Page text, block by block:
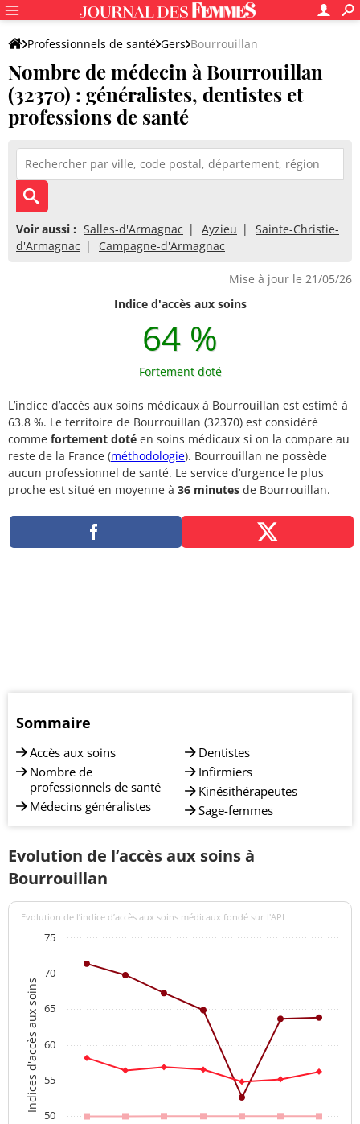
Professionnels de santé Gers Bourrouillan
Nombre de médecin à Bourrouillan
(32370) : généralistes, dentistes et
professions de santé
Voir aussi : Salles-d'Armagnac Ayzieu
Sainte-Christie-
d'Armagnac
Campagne-d'Armagnac
Mise à jour le 21/05/26
Indice d'accès aux soins
64 %
Fortement doté
L’indice d’accès aux soins médicaux à Bourrouillan est estimé à
63.8 %. Le territoire de Bourrouillan (32370) est considéré
comme fortement doté en soins médicaux si on la compare au
reste de la France (méthodologie). Bourrouillan ne possède
aucun professionnel de santé. Le service d’urgence le plus
proche est situé en moyenne à 36 minutes de Bourrouillan.
Sommaire
Accès aux soins
Nombre de
professionnels de santé
Médecins généralistes
Dentistes
Infirmiers
Kinésithérapeutes
Sage-femmes
Evolution de l’accès aux soins à
Bourrouillan
Indices d'accès aux soins
Evolution de l’indice d’accès aux soins médicaux fondé sur l'APL
50
55
60
65
70
75